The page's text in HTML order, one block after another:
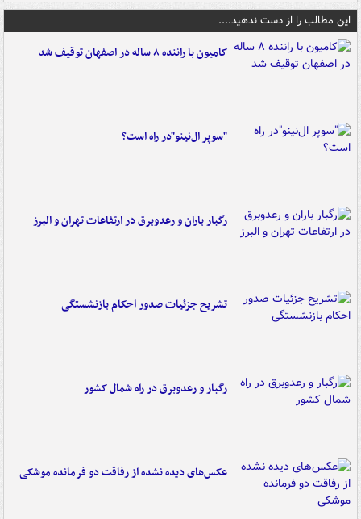
این مطالب را از دست ندهید....
کامیون با راننده ۸ ساله در اصفهان توقیف شد
"سوپر ال‌نینو"در راه است؟
رگبار باران و رعدوبرق در ارتفاعات تهران و البرز
تشریح جزئیات صدور احکام بازنشستگی
رگبار و رعدوبرق در راه شمال کشور
عکس‌های دیده نشده از رفاقت دو فرمانده‌ موشکی